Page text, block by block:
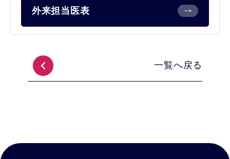
外来担当医表
一覧へ戻る